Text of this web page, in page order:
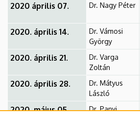
2020 április 07. Dr. Nagy Péter
2020. április 14.
Dr. Vámosi
György
2020. április 21.
Dr. Varga
Zoltán
2020. április 28.
Dr. Mátyus
László
2020. május 05.
Dr. Panyi